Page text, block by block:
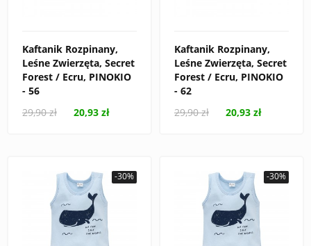
Kaftanik Rozpinany,
Leśne Zwierzęta, Secret
Forest / Ecru, PINOKIO
- 56
29,90 zł
20,93 zł
Kaftanik Rozpinany,
Leśne Zwierzęta, Secret
Forest / Ecru, PINOKIO
- 62
29,90 zł
20,93 zł
-30% -30%